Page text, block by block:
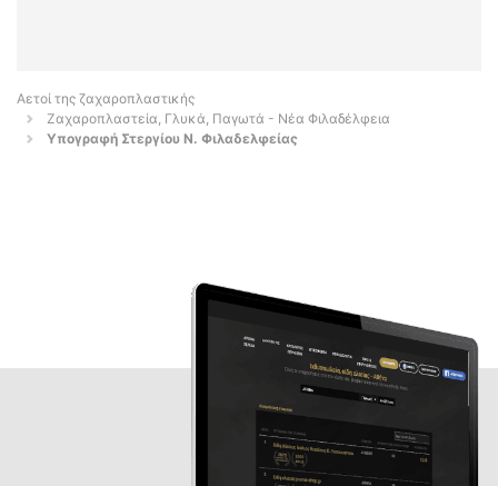
Αετοί της ζαχαροπλαστικής
Ζαχαροπλαστεία, Γλυκά, Παγωτά - Νέα Φιλαδέλφεια
Υπογραφή Στεργίου Ν. Φιλαδελφείας